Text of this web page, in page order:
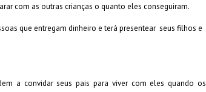
com as outras crianças o quanto eles conseguiram.
que entregam dinheiro e terá presentear seus filhos e
a convidar seus pais para viver com eles quando os